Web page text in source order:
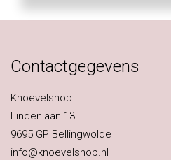
Contactgegevens
Knoevelshop
Lindenlaan 13
9695 GP Bellingwolde
info@knoevelshop.nl